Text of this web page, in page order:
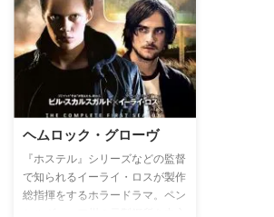
レブ一家は一からのスタートを余
儀なくされる…。
ヘムロック・グローヴ
『ホステル』シリーズなどの監督
で知られるイーライ・ロスが製作
総指揮をするホラードラマ。ペン